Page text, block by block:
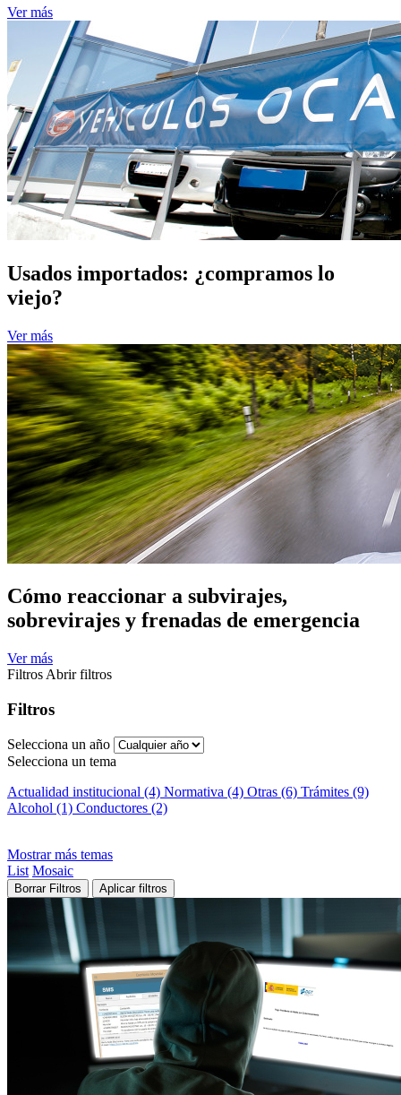
Ver más
Usados importados: ¿compramos lo
viejo?
Ver más
Cómo reaccionar a subvirajes,
sobrevirajes y frenadas de emergencia
Ver más
Filtros Abrir filtros
Filtros
Selecciona un año
Selecciona un tema
Actualidad institucional (4) Normativa (4) Otras (6) Trámites (9)
Alcohol (1) Conductores (2)
Mostrar más temas
List Mosaic
Borrar Filtros Aplicar filtros